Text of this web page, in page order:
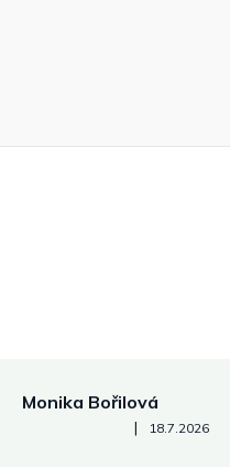
Monika Bořilová
Hodnocení obchodu je 5 z
| 18.7.2026